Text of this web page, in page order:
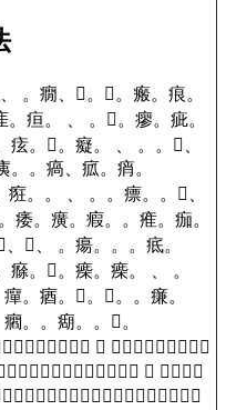
、 。 癇、𤺛。 𤻧。 瘢。 痕。
。 疸。 、 。 𤹭。 瘳。 疵。
痃。 𤵋。 癡。 、 。 。
𤹏、
。 。 瘑、㽿。 痟。
㾠。 。 、 。 。 瘭。 。
𤷡、
。 痿。 癀。 瘕。 。 痽。 痂。
、𤼉、 。 瘍。 。 。 疷。
㾻。 𤸍。 㾹。 㾹。
、 。
癉。 㾞。 𤴴。 𤴺。 。 㾾。
。 。 㾰。 。
𤺰。
。 。 。 𤶲。 。 疘。 、 。 㾂。 疨。 痝。 瘏。
㾬。 痡。 疴。 痾。 瘽。 𤸭。 、 、𤸉。 。
㾫。 𤴿。 𤵷。 。 。 痎。 癯。 。 𤺽。 㿏。